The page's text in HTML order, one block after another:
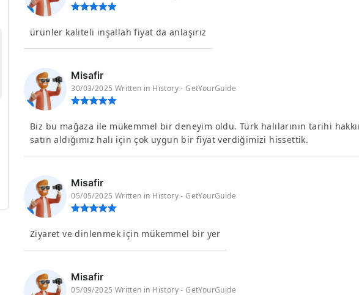
ürünler kaliteli inşallah fiyat da anlaşırız
Misafir
30/03/2025 Written in History - GetYourGuide
Biz bu mağaza ile mükemmel bir deneyim oldu. Türk halılarının tarihi
satın aldığımız halı için çok uygun bir fiyat verdiğimizi hissettik.
Misafir
05/05/2025 Written in History - GetYourGuide
Ziyaret ve dinlenmek için mükemmel bir yer
Misafir
05/09/2025 Written in History - GetYourGuide